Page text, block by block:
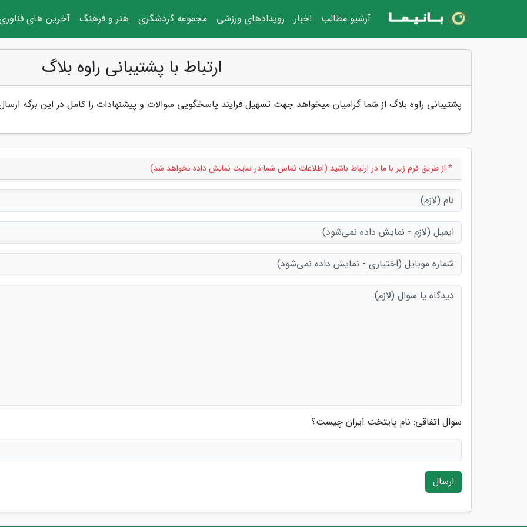
ارتباط با پشتیبانی راوه بلاگ
پشتیبانی راوه بلاگ از شما گرامیان میخواهد جهت تسهیل فرایند پاسخگویی سوالات و پیشنهادات را کامل در این برگه
* از طریق فرم زیر با ما در ارتباط باشید (اطلاعات تماس شما در سایت نمایش داده نخواهد شد)
سوال اتفاقی: نام پایتخت ایران چیست؟
ارسال
آرشیو مطالب اخبار رویدادهای ورزشی مجموعه گردشگری هنر و فرهنگ آخرین های